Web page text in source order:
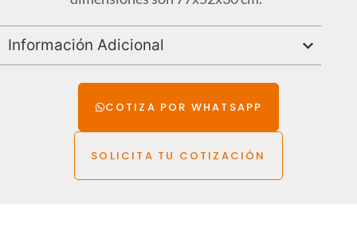
Información Adicional
COTIZA POR WHATSAPP
SOLICITA TU COTIZACIÓN